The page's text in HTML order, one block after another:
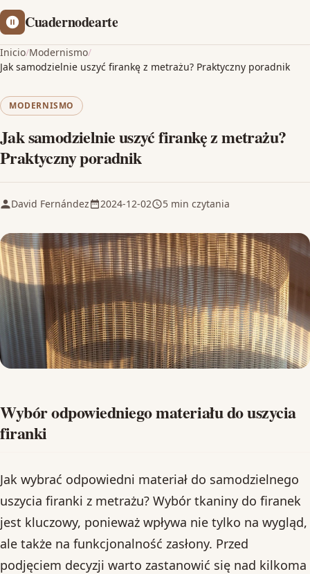
Cuadernodearte
Inicio/Modernismo/
Jak samodzielnie uszyć firankę z metrażu? Praktyczny poradnik
MODERNISMO
Jak samodzielnie uszyć firankę z metrażu?
Praktyczny poradnik
David Fernández 2024-12-02 5 min czytania
Wybór odpowiedniego materiału do uszycia
firanki
Jak wybrać odpowiedni materiał do samodzielnego
uszycia firanki z metrażu? Wybór tkaniny do firanek
jest kluczowy, ponieważ wpływa nie tylko na wygląd,
ale także na funkcjonalność zasłony. Przed
podjęciem decyzji warto zastanowić się nad kilkoma